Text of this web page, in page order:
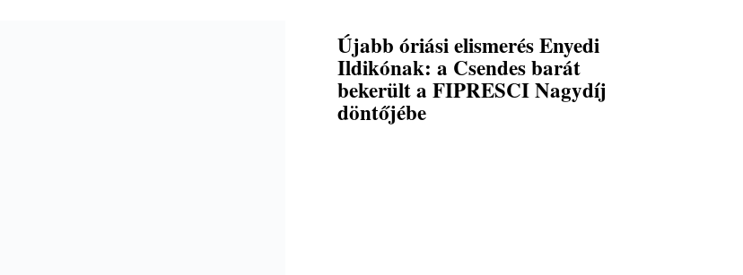
Újabb óriási elismerés Enyedi
Ildikónak: a Csendes barát
bekerült a FIPRESCI Nagydíj
döntőjébe